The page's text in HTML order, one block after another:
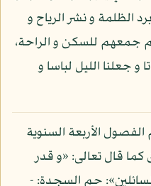
الظلمة و نشر الرياح و
جمعهم للسكن و الراحة،
و جعلنا الليل لباسا و
الأربعة السنوية
كما قال تعالى: «و قدر
للسائلين»: حم السجدة: -